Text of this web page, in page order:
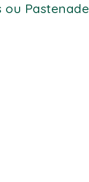
ou Pastenade